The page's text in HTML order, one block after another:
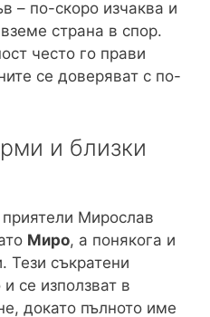
– по-скоро изчаква и
страна в спор.
често го прави
се доверяват с по-
и близки
Мирослав
Миро, а понякога и
Тези съкратени
се използват в
докато пълното име